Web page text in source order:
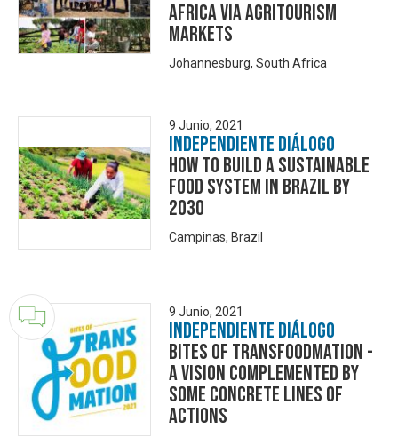
Africa via Agritourism
Markets
Johannesburg, South Africa
9 Junio, 2021
Independiente Diálogo
How to build a Sustainable
Food System in Brazil by
2030
Campinas, Brazil
9 Junio, 2021
Independiente Diálogo
Bites of Transfoodmation -
A vision complemented by
some concrete lines of
actions